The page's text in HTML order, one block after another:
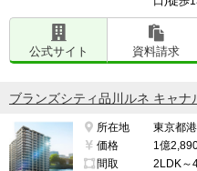
公式サイト 資料請求
ブランズシティ品川ルネ キャナ
所在地
東京都
価格
1億
間取
2LDK～